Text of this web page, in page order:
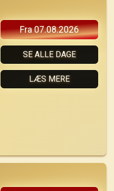
Fra 07.08.2026
SE ALLE DAGE
LÆS MERE